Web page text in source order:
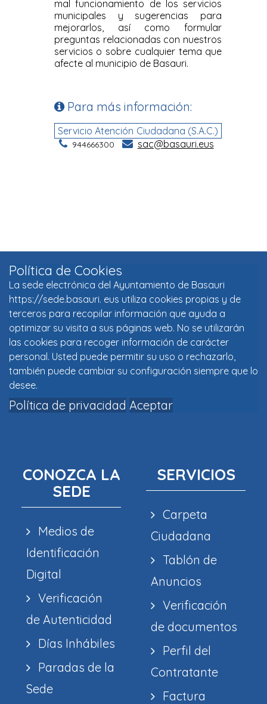
Política de Cookies
La sede electrónica del Ayuntamiento de Basauri
https://sede.basauri. eus utiliza cookies propias y de
terceros para recopilar información que ayuda a
optimizar su visita a sus páginas web. No se utilizarán
las cookies para recoger información de carácter
personal. Usted puede permitir su uso o rechazarlo,
también puede cambiar su configuración siempre que lo
desee.
Política de privacidad Aceptar
CONOZCA LA
SEDE
Medios de
Identificación
Digital
Verificación
de Autenticidad
Días Inhábiles
Paradas de la
Sede
SERVICIOS
Carpeta
Ciudadana
Tablón de
Anuncios
Verificación
de documentos
Perfil del
Contratante
Factura